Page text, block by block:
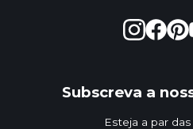
Subscreva a
Esteja a par